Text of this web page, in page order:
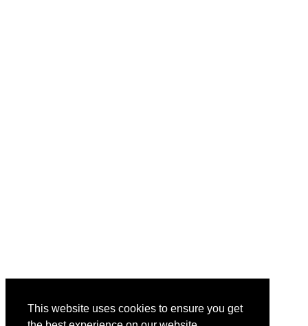
This website uses cookies to ensure you get